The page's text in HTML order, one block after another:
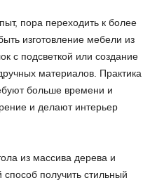
пора переходить к более
изготовление мебели из
с подсветкой или создание
материалов. Практика
больше времени и
и делают интерьер
из массива дерева и
получить стильный